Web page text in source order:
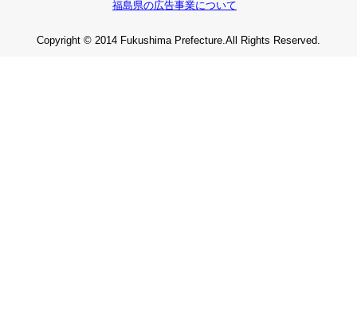
福島県の広告事業について
Copyright © 2014 Fukushima Prefecture.All Rights Reserved.